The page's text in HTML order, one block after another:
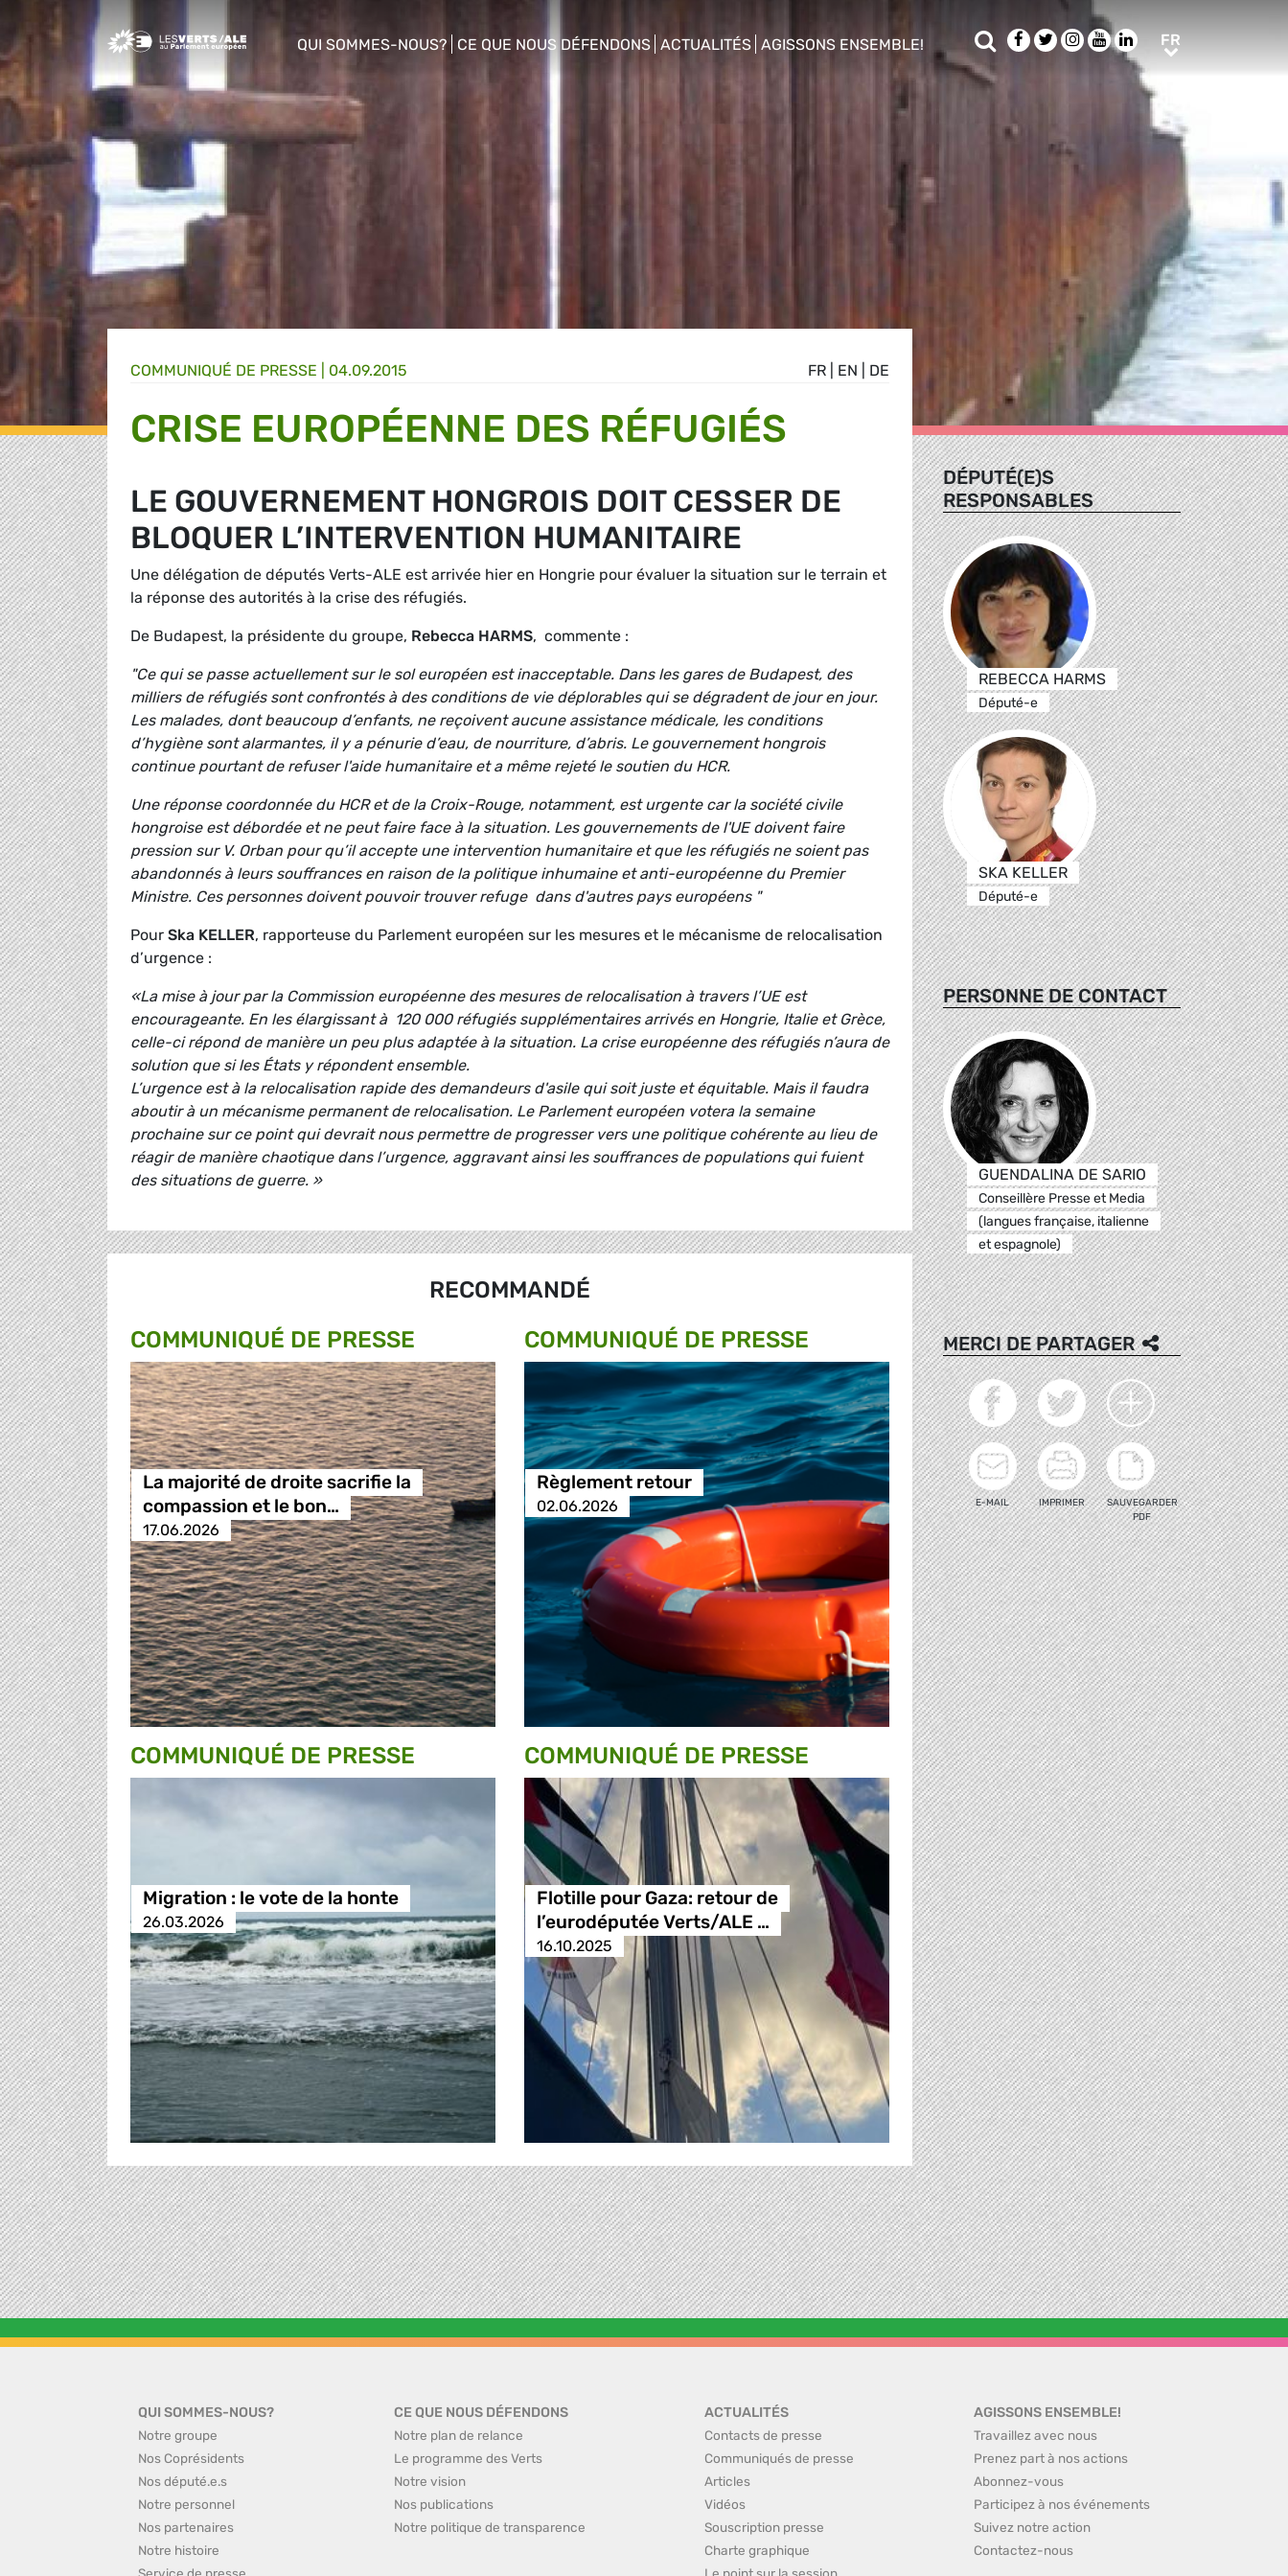
Greens/EFA Home
QUI SOMMES-NOUS?
CE QUE NOUS DÉFENDONS
show/hide sub menu
ACTUALITÉS AGISSONS ENSEMBLE!
show/hide sub menu
Rechercher
Facebook
TwitterInstagram
YoutubeLinkedIn
FR
FR EN DE
COMMUNIQUÉ DE PRESSE 04.09.2015
CRISE EUROPÉENNE DES RÉFUGIÉS
LE GOUVERNEMENT HONGROIS DOIT CESSER DE
BLOQUER L’INTERVENTION HUMANITAIRE
Une délégation de députés Verts-ALE est arrivée hier en Hongrie pour évaluer la situation sur le terrain et
la réponse des autorités à la crise des réfugiés.
De Budapest, la présidente du groupe, Rebecca HARMS, commente :
"Ce qui se passe actuellement sur le sol européen est inacceptable. Dans les gares de Budapest, des
milliers de réfugiés sont confrontés à des conditions de vie déplorables qui se dégradent de jour en jour.
Les malades, dont beaucoup d’enfants, ne reçoivent aucune assistance médicale, les conditions
d’hygiène sont alarmantes, il y a pénurie d’eau, de nourriture, d’abris. Le gouvernement hongrois
continue pourtant de refuser l'aide humanitaire et a même rejeté le soutien du HCR.
Une réponse coordonnée du HCR et de la Croix-Rouge, notamment, est urgente car la société civile
hongroise est débordée et ne peut faire face à la situation. Les gouvernements de l'UE doivent faire
pression sur V. Orban pour qu’il accepte une intervention humanitaire et que les réfugiés ne soient pas
abandonnés à leurs souffrances en raison de la politique inhumaine et anti-européenne du Premier
Ministre. Ces personnes doivent pouvoir trouver refuge dans d'autres pays européens "
Pour Ska KELLER, rapporteuse du Parlement européen sur les mesures et le mécanisme de relocalisation
d’urgence :
«La mise à jour par la Commission européenne des mesures de relocalisation à travers l’UE est
encourageante. En les élargissant à 120 000 réfugiés supplémentaires arrivés en Hongrie, Italie et Grèce,
celle-ci répond de manière un peu plus adaptée à la situation. La crise européenne des réfugiés n’aura de
solution que si les États y répondent ensemble.
L’urgence est à la relocalisation rapide des demandeurs d'asile qui soit juste et équitable. Mais il faudra
aboutir à un mécanisme permanent de relocalisation. Le Parlement européen votera la semaine
prochaine sur ce point qui devrait nous permettre de progresser vers une politique cohérente au lieu de
réagir de manière chaotique dans l’urgence, aggravant ainsi les souffrances de populations qui fuient
des situations de guerre. »
RECOMMANDÉ
COMMUNIQUÉ DE PRESSE
La majorité de droite sacrifie la
compassion et le bon…
17.06.2026
COMMUNIQUÉ DE PRESSE
Règlement retour
02.06.2026
COMMUNIQUÉ DE PRESSE
Migration : le vote de la honte
26.03.2026
COMMUNIQUÉ DE PRESSE
Flotille pour Gaza: retour de
l’eurodéputée Verts/ALE …
16.10.2025
DÉPUTÉ(E)S
RESPONSABLES
REBECCA HARMS
Député-e
SKA KELLER
Député-e
PERSONNE DE CONTACT
GUENDALINA DE SARIO
Conseillère Presse et Media
(langues française, italienne
et espagnole)
MERCI DE PARTAGER
E-MAIL IMPRIMER
SAUVEGARDER
PDF
QUI SOMMES-NOUS?
Notre groupe
Nos Coprésidents
Nos député.e.s
Notre personnel
Nos partenaires
Notre histoire
Service de presse
CE QUE NOUS DÉFENDONS
Notre plan de relance
Le programme des Verts
Notre vision
Nos publications
Notre politique de transparence
ACTUALITÉS
Contacts de presse
Communiqués de presse
Articles
Vidéos
Souscription presse
Charte graphique
Le point sur la session
AGISSONS ENSEMBLE!
Travaillez avec nous
Prenez part à nos actions
Abonnez-vous
Participez à nos événements
Suivez notre action
Contactez-nous